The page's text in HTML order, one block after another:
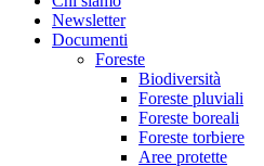
Newsletter
Documenti
Foreste
Biodiversità
Foreste pluviali
Foreste boreali
Foreste torbiere
Aree protette